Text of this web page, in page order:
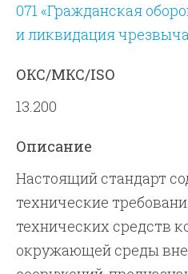
071 «Гражданская
и ликвидация
ОКС/МКС/ISO
13.200
Описание
Настоящий стандарт
технические
технических средств
окружающей среды